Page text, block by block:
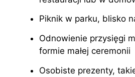
Piknik w parku, blisko
Odnowienie przysięgi
formie małej ceremonii
Osobiste prezenty,